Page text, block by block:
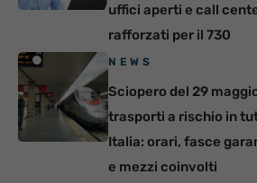
uffici aperti e call
rafforzati per il 730
NEWS
Sciopero del 29
trasporti a rischio in
Italia: orari, fasce
e mezzi coinvolti